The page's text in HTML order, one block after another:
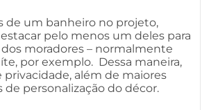
de um banheiro no projeto,
pelo menos um deles para
moradores – normalmente
por exemplo. Dessa maneira,
privacidade, além de maiores
de personalização do décor.